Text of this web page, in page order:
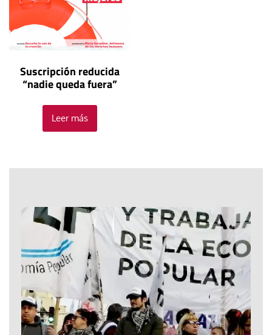
Suscripción reducida
“nadie queda fuera”
Leer más